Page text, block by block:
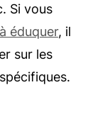
Si vous
éduquer, il
sur les